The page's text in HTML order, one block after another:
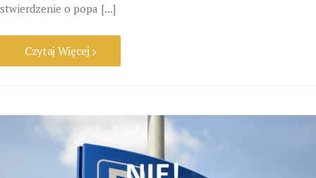
stwierdzenie o popa [...]
Czytaj Więcej